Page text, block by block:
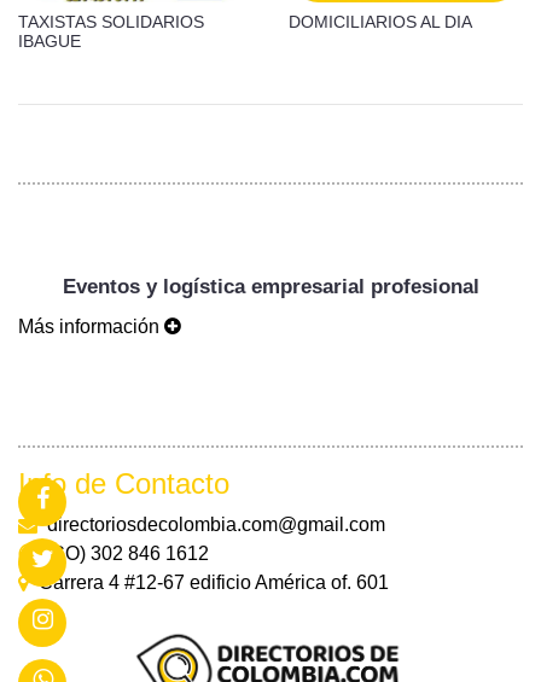
TAXISTAS SOLIDARIOS
IBAGUE
DOMICILIARIOS AL DIA
Eventos y logística empresarial profesional
Más información
Info de Contacto
directoriosdecolombia.com@gmail.com
(CO) 302 846 1612
Carrera 4 #12-67 edificio América of. 601